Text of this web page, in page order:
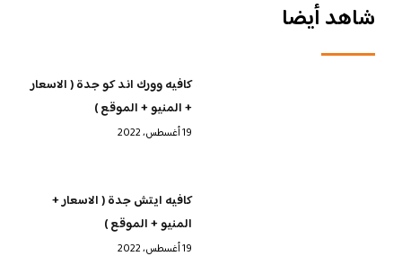
شاهد أيضا
كافيه وورك اند كو جدة ( الاسعار
+ المنيو + الموقع )
19 أغسطس، 2022
كافيه ايتش جدة ( الاسعار +
المنيو + الموقع )
19 أغسطس، 2022